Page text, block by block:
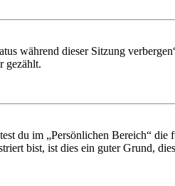
während dieser Sitzung
gezählt.
du im „Persönlichen Bereich“
bist, ist dies ein guter Grund,